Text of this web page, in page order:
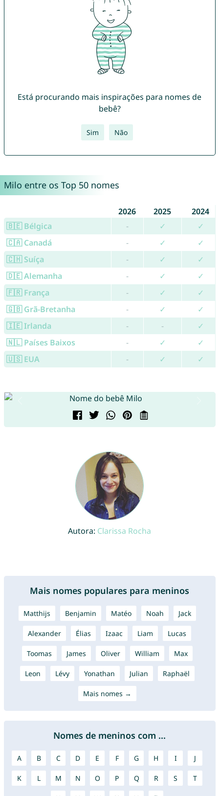
Está procurando mais inspirações para nomes de
bebê?
Sim Não
Milo entre os Top 50 nomes
2026 2025
2024
🇧🇪 Bélgica
- ✓
✓
🇨🇦 Canadá
- ✓
✓
🇨🇭 Suíça
- ✓
✓
🇩🇪 Alemanha
- ✓
✓
🇫🇷 França
- ✓
✓
🇬🇧 Grã-Bretanha
- ✓
✓
🇮🇪 Irlanda
- -
✓
🇳🇱 Países Baixos
- ✓
✓
🇺🇸 EUA
- ✓ ✓
Autora: Clarissa Rocha
Mais nomes populares para meninos
Matthijs Benjamin Matéo Noah Jack
Alexander Élias Izaac Liam Lucas
Toomas James Oliver William Max
Leon Lévy Yonathan Julian Raphaël
Mais nomes →
Nomes de meninos com ...
A B C D E F G H I J
K L M N O P Q R S T